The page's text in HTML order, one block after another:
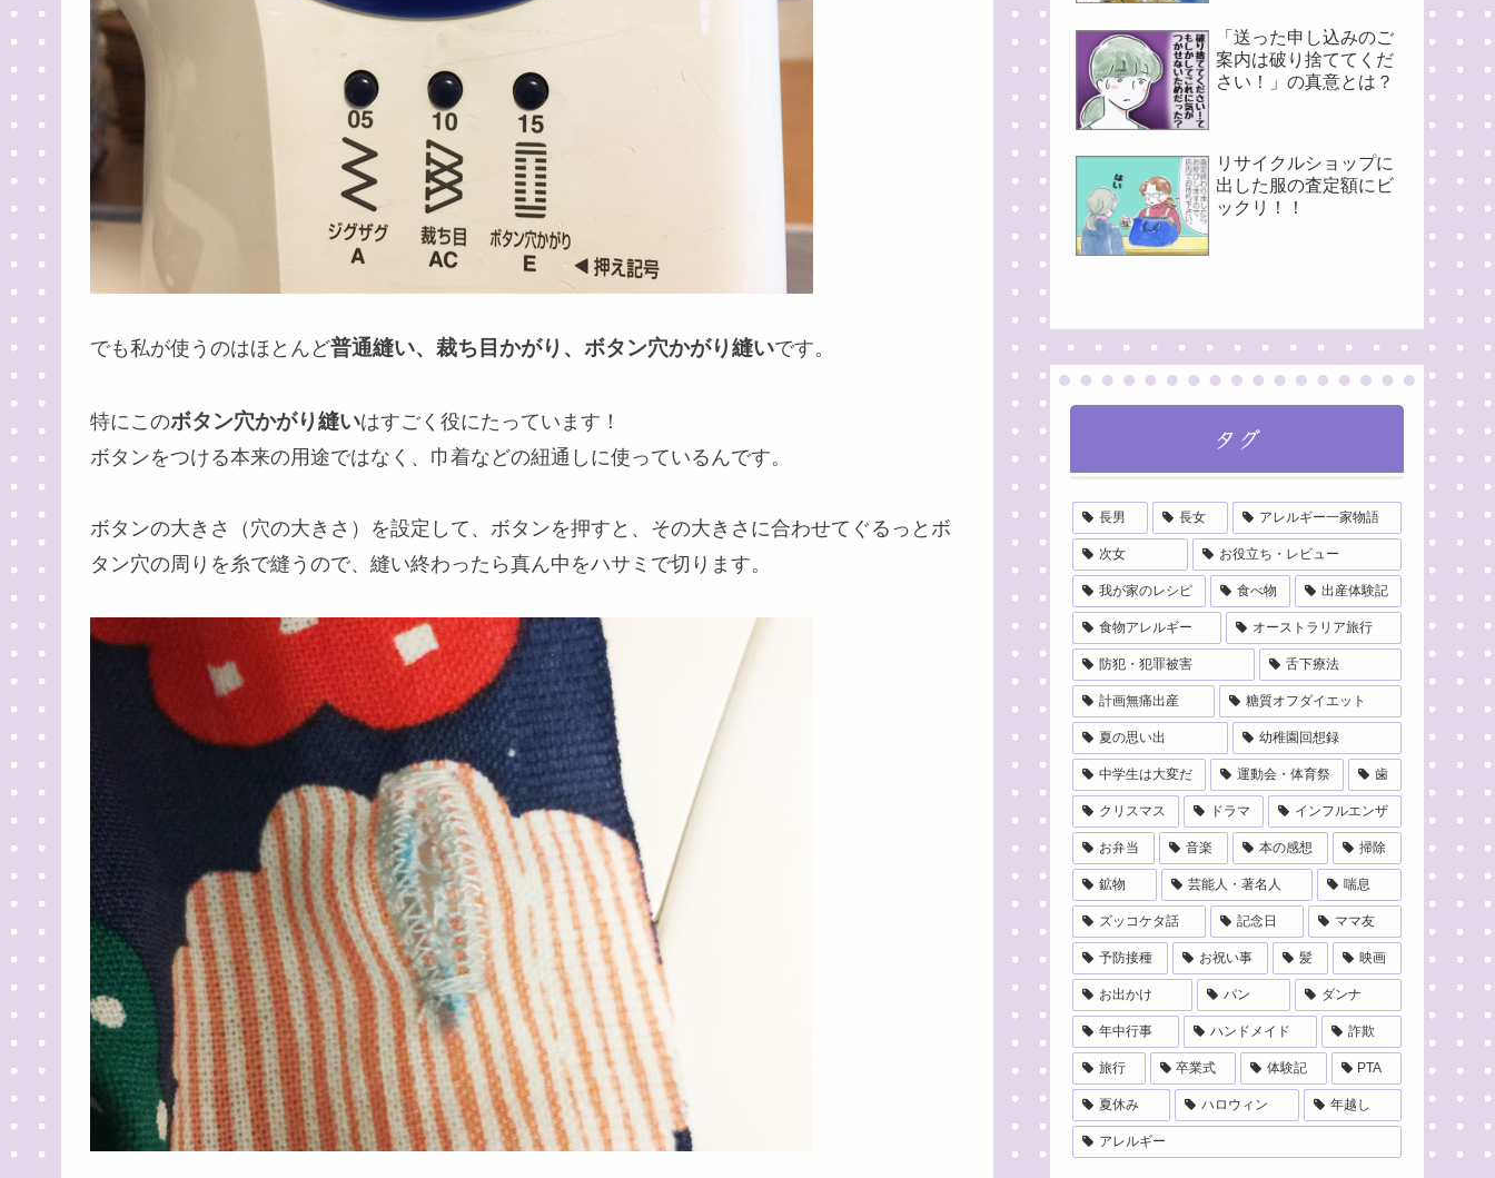
でも私が使うのはほとんど普通縫い、裁ち目かがり、ボタン穴かがり縫いです。
特にこのボタン穴かがり縫いはすごく役にたっています！
ボタンをつける本来の用途ではなく、巾着などの紐通しに使っているんです。
ボタンの大きさ（穴の大きさ）を設定して、ボタンを押すと、その大きさに合わせてぐるっとボ
タン穴の周りを糸で縫うので、縫い終わったら真ん中をハサミで切ります。
「送った申し込みのご
案内は破り捨ててくだ
さい！」の真意とは？
リサイクルショップに
出した服の査定額にビ
ックリ！！
タグ
長男 長女 アレルギー一家物語
次女 お役立ち・レビュー
我が家のレシピ 食べ物 出産体験記
食物アレルギー オーストラリア旅行
防犯・犯罪被害 舌下療法
計画無痛出産 糖質オフダイエット
夏の思い出 幼稚園回想録
中学生は大変だ 運動会・体育祭 歯
クリスマス ドラマ インフルエンザ
お弁当 音楽 本の感想 掃除
鉱物 芸能人・著名人 喘息
ズッコケタ話 記念日 ママ友
予防接種 お祝い事 髪 映画
お出かけ パン ダンナ
年中行事 ハンドメイド 詐欺
旅行 卒業式 体験記 PTA
夏休み ハロウィン 年越し
アレルギー